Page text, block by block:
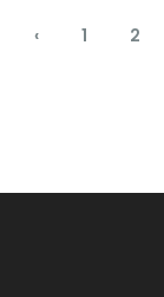
‹ 1 2